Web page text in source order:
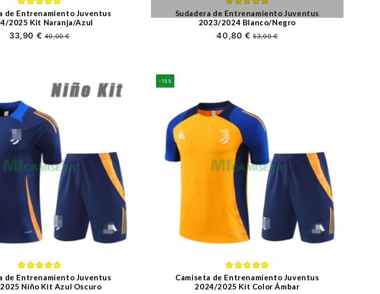
de Entrenamiento Juventus
2025 Kit Naranja/Azul
33,90 €40,00 €
Sudadera de Entrenamiento Juventus
2023/2024 Blanco/Negro
40,80 €53,00 €
de Entrenamiento Juventus
Niño Kit Azul Oscuro
-15%
Camiseta de Entrenamiento Juventus
2024/2025 Kit Color Ámbar